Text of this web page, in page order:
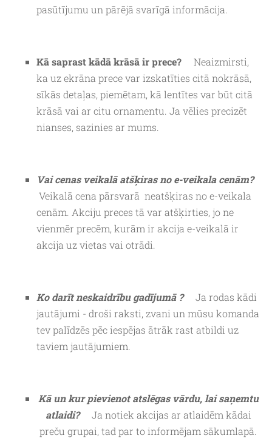
pasūtījumu un pārējā svarīgā informācija.
Kā saprast kādā krāsā ir prece? Neaizmirsti,
ka uz ekrāna prece var izskatīties citā nokrāsā,
sīkās detaļas, piemētam, kā lentītes var būt citā
krāsā vai ar citu ornamentu. Ja vēlies precizēt
nianses, sazinies ar mums.
Vai cenas veikalā atšķiras no e-veikala cenām?
Veikalā cena pārsvarā neatšķiras no e-veikala
cenām. Akciju preces tā var atšķirties, jo ne
vienmēr precēm, kurām ir akcija e-veikalā ir
akcija uz vietas vai otrādi.
Ko darīt neskaidrību gadījumā ? Ja rodas kādi
jautājumi - droši raksti, zvani un mūsu komanda
tev palīdzēs pēc iespējas ātrāk rast atbildi uz
taviem jautājumiem.
Kā un kur pievienot atslēgas vārdu, lai saņemtu
atlaidi? Ja notiek akcijas ar atlaidēm kādai
preču grupai, tad par to informējam sākumlapā.